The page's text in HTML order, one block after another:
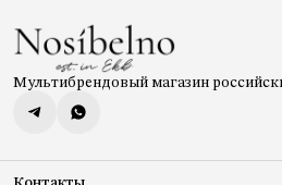
Мультибрендовый магазин